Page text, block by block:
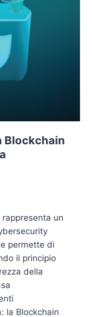
Blockchain
un
permette di
il principio
della
la Blockchain